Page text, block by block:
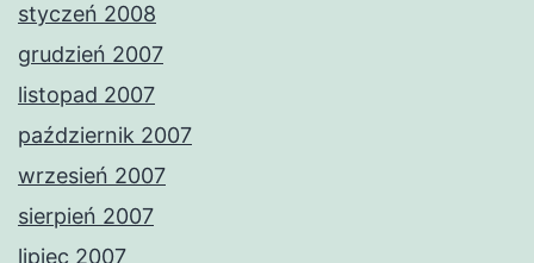
styczeń 2008
grudzień 2007
listopad 2007
październik 2007
wrzesień 2007
sierpień 2007
lipiec 2007